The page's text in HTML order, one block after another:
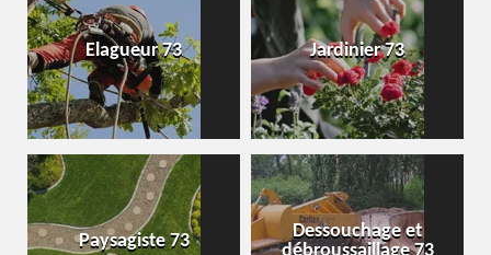
Elagueur 73 Jardinier 73
Paysagiste 73
Dessouchage et